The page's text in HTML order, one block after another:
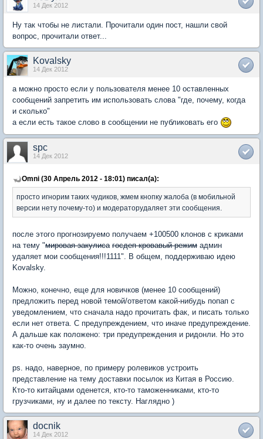
14 Дек 2012
Ну так чтобы не листали. Прочитали один пост, нашли свой
вопрос, прочитали ответ...
Kovalsky
14 Дек 2012
а можно просто если у пользователя менее 10 оставленных
сообщений запретить им использовать слова "где, почему, когда
и сколько"
а если есть такое слово в сообщении не публиковать его
spc
14 Дек 2012
Omni (30 Апрель 2012 - 18:01) писал(а):
просто игнорим таких чудиков, жмем кнопку жалоба (в мобильной
версии нету почему-то) и модераторудаляет эти сообщения.
после этого прогнозируемо получаем +100500 клонов с криками
на тему "мировая закулиса госдеп кровавый режим админ
удаляет мои сообщения!!!1111". В общем, поддерживаю идею
Kovalsky.
Можно, конечно, еще для новичков (менее 10 сообщений)
предложить перед новой темой/ответом какой-нибудь попап с
уведомлением, что сначала надо прочитать фак, и писать только
если нет ответа. С предупреждением, что иначе предупреждение.
А дальше как положено: три предупреждения и ридонли. Но это
как-то очень заумно.
ps. надо, наверное, по примеру ролевиков устроить
представление на тему доставки посылок из Китая в Россию.
Кто-то китайцами оденется, кто-то таможенниками, кто-то
грузчиками, ну и далее по тексту. Наглядно )
docnik
14 Дек 2012